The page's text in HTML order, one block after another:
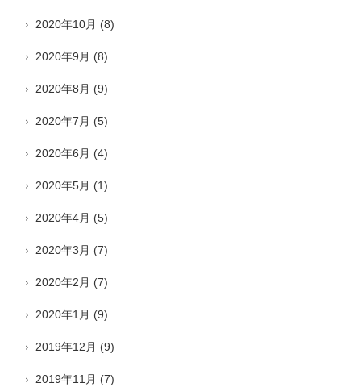
2020年10月 (8)
2020年9月 (8)
2020年8月 (9)
2020年7月 (5)
2020年6月 (4)
2020年5月 (1)
2020年4月 (5)
2020年3月 (7)
2020年2月 (7)
2020年1月 (9)
2019年12月 (9)
2019年11月 (7)